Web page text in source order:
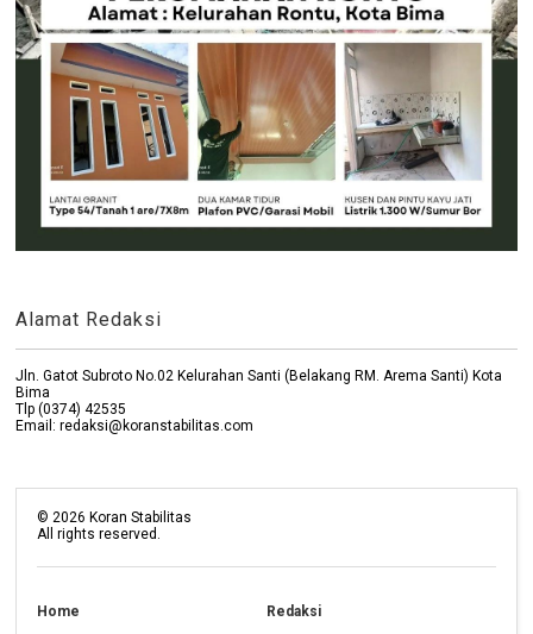
Alamat Redaksi
Jln. Gatot Subroto No.02 Kelurahan Santi (Belakang RM. Arema Santi) Kota
Bima
Tlp (0374) 42535
Email: redaksi@koranstabilitas.com
© 2026 Koran Stabilitas
All rights reserved.
Home Redaksi